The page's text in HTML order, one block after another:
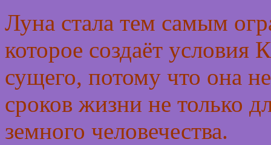
Луна стала тем самым
которое создаёт
сущего, потому что она
сроков жизни не только
земного человечества.